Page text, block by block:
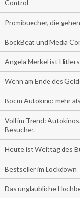
Control
Promibuecher, die
BookBeat und Media
Angela Merkel ist
Wenn am Ende des
Boom Autokino: mehr
Voll im Trend:
Besucher.
Heute ist Welttag des
Bestseller im Lockdown
Das unglaubliche